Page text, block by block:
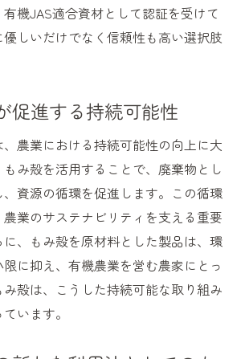
機JAS適合資材として認証を受けて
しいだけでなく信頼性も高い選択肢
促進する持続可能性
農業における持続可能性の向上に大
もみ殻を活用することで、廃棄物とし
資源の循環を促進します。この循環
業のサステナビリティを支える重要
、もみ殻を原材料とした製品は、環
に抑え、有機農業を営む農家にとっ
殻は、こうした持続可能な取り組み
います。